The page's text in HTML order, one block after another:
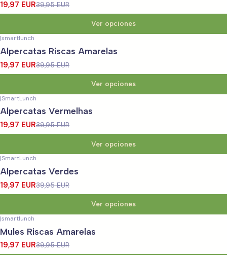
19,97 EUR39,95 EUR
Ver opciones
|smartlunch
Alpercatas Riscas Amarelas
19,97 EUR39,95 EUR
Ver opciones
-50%OFF
|SmartLunch
Alpercatas Vermelhas
19,97 EUR39,95 EUR
Ver opciones
|SmartLunch
Alpercatas Verdes
19,97 EUR39,95 EUR
Ver opciones
-50%OFF
|smartlunch
Mules Riscas Amarelas
19,97 EUR39,95 EUR